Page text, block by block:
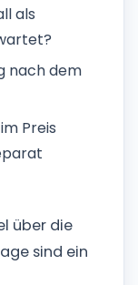
als
nach dem
Preis
über die
sind ein